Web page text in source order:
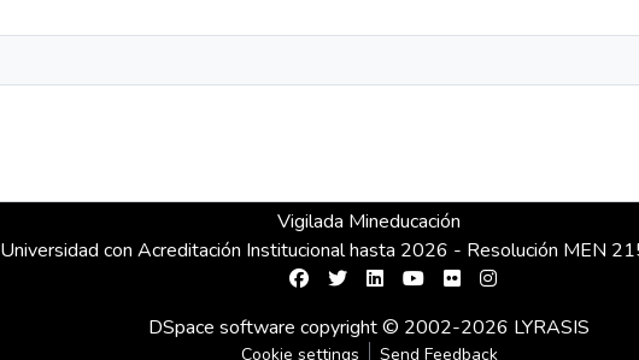
Vigilada Mineducación
Universidad con Acreditación Institucional hasta 2026 - Resolución MEN
DSpace software copyright © 2002-2026 LYRASIS
Cookie settings Send Feedback